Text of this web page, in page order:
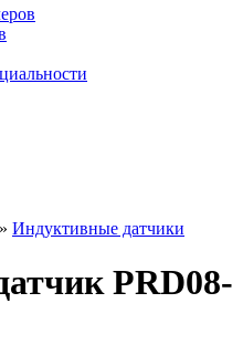
» Индуктивные датчики
PRD08-